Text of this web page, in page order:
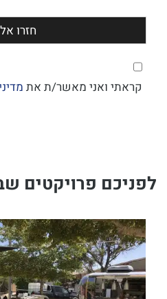
קראתי ואני מאשר/ת את
לפניכם פרויקטים